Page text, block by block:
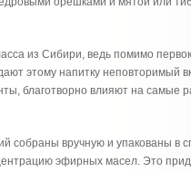
из Сибири, ведь помимо
этому напитку неповторимый
благотворно влияют на самые
собраны вручную и упакованы в
эфирных масел. Это